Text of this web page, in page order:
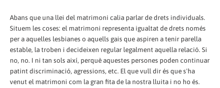
Abans que una llei del matrimoni calia parlar de drets individuals.
Situem les coses: el matrimoni representa igualtat de drets només
per a aquelles lesbianes o aquells gais que aspiren a tenir parella
estable, la troben i decideixen regular legalment aquella relació. Si
no, no. I ni tan sols així, perquè aquestes persones poden continuar
patint discriminació, agressions, etc. El que vull dir és que s'ha
venut el matrimoni com la gran fita de la nostra lluita i no ho és.